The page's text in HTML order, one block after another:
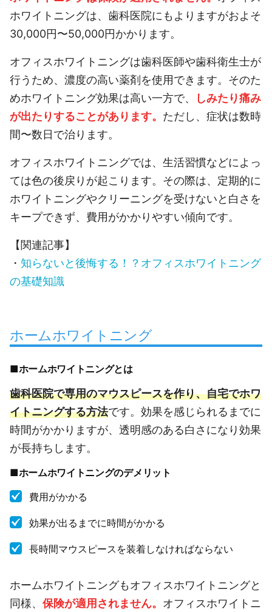
ホワイトニングは、歯科医院にもよりますがおよそ
30,000円〜50,000円かかります。
オフィスホワイトニングは歯科医師や歯科衛生士が
行うため、濃度の高い薬剤を使用できます。そのた
めホワイトニング効果は高い一方で、
しみたり痛み
が出たりすることがあります。 ただし、症状は数時
間〜数日で治ります。
オフィスホワイトニングでは、生活習慣などによっ
ては色の後戻りが起こります。その際は、定期的に
ホワイトニングやクリーニングを受けないと白さを
キープできず、費用がかかりやすい傾向です。
【関連記事】
・ 知らないと後悔する！？オフィスホワイトニング
の基礎知識
ホームホワイトニング
■ホームホワイトニングとは
歯科医院で専用のマウスピースを作り、自宅でホワ
イトニングする方法です。効果を感じられるまでに
時間がかかりますが、透明感のある白さになり効果
が長持ちします。
■ホームホワイトニングのデメリット
費用がかかる
効果が出るまでに時間がかかる
長時間マウスピースを装着しなければならない
ホームホワイトニングもオフィスホワイトニングと
同様、 保険が適用されません。 オフィスホワイトニ